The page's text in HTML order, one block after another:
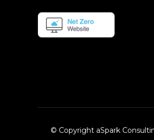
© Copyright aSpark